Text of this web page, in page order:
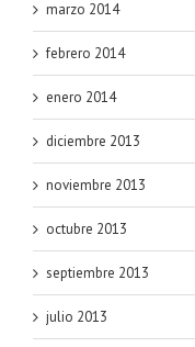
marzo 2014
febrero 2014
enero 2014
diciembre 2013
noviembre 2013
octubre 2013
septiembre 2013
julio 2013